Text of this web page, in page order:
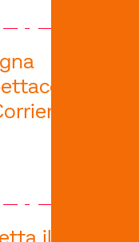
Il
il futuro